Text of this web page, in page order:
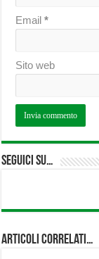
Email*
Sito web
Seguici su…
Articoli correlati…